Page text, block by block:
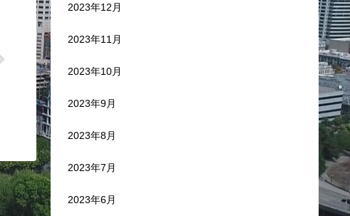
2023年12月
2023年11月
2023年10月
2023年9月
2023年8月
2023年7月
2023年6月